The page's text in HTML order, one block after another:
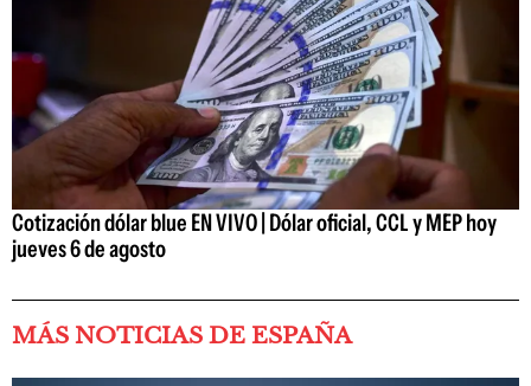
Cotización dólar blue EN VIVO | Dólar oficial, CCL y MEP hoy
jueves 6 de agosto
MÁS NOTICIAS DE ESPAÑA